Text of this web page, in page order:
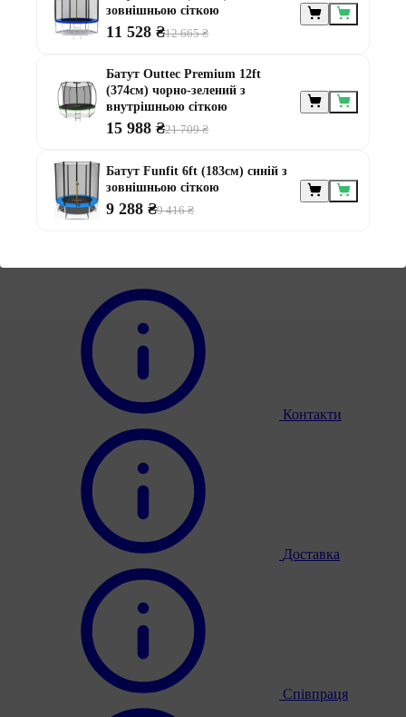
Меблі для балконів
Меблі для дачі
Меблі для тераси
Модульні меблі з ротанга
Контакти
Доставка
Співпраця
зовнішньою сіткою
11 528 ₴12 665 ₴
Батут Outtec Premium 12ft
(374см) чорно-зелений з
внутрішньою сіткою
15 988 ₴21 709 ₴
Батут Funfit 6ft (183см) синій з
зовнішньою сіткою
9 288 ₴9 416 ₴